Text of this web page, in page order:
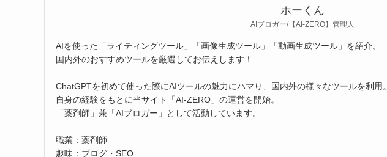
ホーくん
AIブロガー/【AI-ZERO】管理人
AIを使った「ライティングツール」「画像生成ツール」「動画生成ツール」を紹介。
国内外のおすすめツールを厳選してお伝えします！
ChatGPTを初めて使った際にAIツールの魅力にハマり、国内外の様々なツールを利用。
自身の経験をもとに当サイト「AI-ZERO」の運営を開始。
「薬剤師」兼「AIブロガー」として活動しています。
職業：薬剤師
趣味：ブログ・SEO